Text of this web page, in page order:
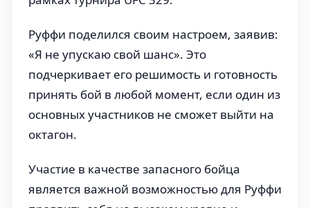
Руффи поделился своим настроем, заявив:
«Я не упускаю свой шанс». Это
подчеркивает его решимость и готовность
принять бой в любой момент, если один из
основных участников не сможет выйти на
октагон.
Участие в качестве запасного бойца
является важной возможностью для Руффи